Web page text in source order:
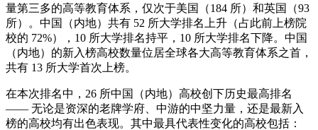
量第三多的高等教育体系，仅次于美国（184 所）和英国（93
所）。中国（内地）共有 52 所大学排名上升（占此前上榜院
校的 72%），10 所大学排名持平，10 所大学排名下降。中国
（内地）的新入榜高校数量位居全球各大高等教育体系之首，
共有 13 所大学首次上榜。
在本次排名中，26 所中国（内地）高校创下历史最高排名
—— 无论是资深的老牌学府、中游的中坚力量，还是最新入
榜的高校均有出色表现。其中最具代表性变化的高校包括：